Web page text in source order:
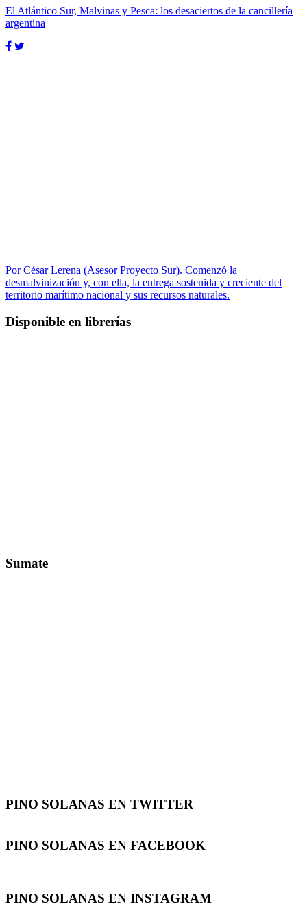
El Atlántico Sur, Malvinas y Pesca: los desaciertos de la cancillería
argentina
Por César Lerena (Asesor Proyecto Sur). Comenzó la
desmalvinización y, con ella, la entrega sostenida y creciente del
territorio marítimo nacional y sus recursos naturales.
Disponible en librerías
Sumate
PINO SOLANAS EN TWITTER
PINO SOLANAS EN FACEBOOK
PINO SOLANAS EN INSTAGRAM